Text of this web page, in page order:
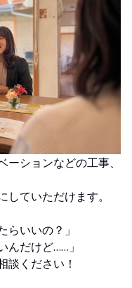
ションなどの工事、
ていただけます。
らいいの？」
んだけど……」
談ください！